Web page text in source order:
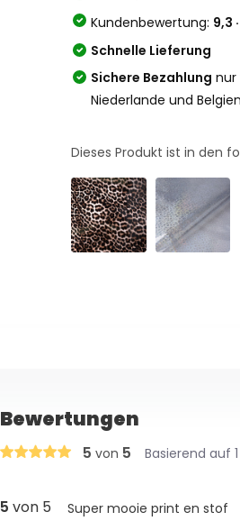
Kundenbewertung: 9,3
Schnelle Lieferung
Sichere Bezahlung nur
Niederlande und
Dieses Produkt ist in den
Bewertungen
5 von 5 Basierend auf
5 von 5 Super mooie print en stof